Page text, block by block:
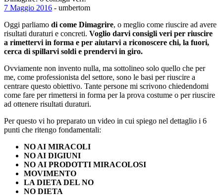
7 Maggio 2016 - umbertom
Oggi parliamo di come Dimagrire, o meglio come riuscire ad avere
risultati duraturi e concreti. Voglio darvi consigli veri per riuscire
a rimettervi in forma e per aiutarvi a riconoscere chi, la fuori,
cerca di spillarvi soldi e prendervi in giro.
Ovviamente non invento nulla, ma sottolineo solo quello che per
me, come professionista del settore, sono le basi per riuscire a
centrare questo obiettivo. Tante persone mi scrivono chiedendomi
come fare per rimettersi in forma per la prova costume o per riuscire
ad ottenere risultati duraturi.
Per questo vi ho preparato un video in cui spiego nel dettaglio i 6
punti che ritengo fondamentali:
NO AI MIRACOLI
NO AI DIGIUNI
NO AI PRODOTTI MIRACOLOSI
MOVIMENTO
LA DIETA DEL NO
NO DIETA